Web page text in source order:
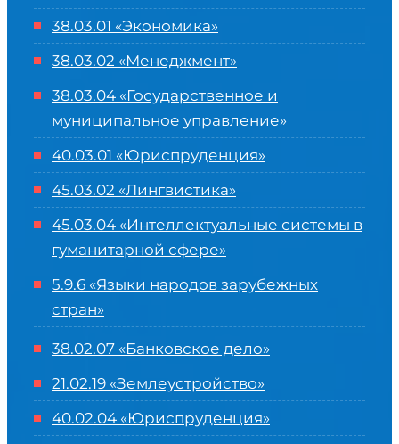
38.03.01 «Экономика»
38.03.02 «Менеджмент»
38.03.04 «Государственное и
муниципальное управление»
40.03.01 «Юриспруденция»
45.03.02 «Лингвистика»
45.03.04 «Интеллектуальные системы в
гуманитарной сфере»
5.9.6 «Языки народов зарубежных
стран»
38.02.07 «Банковское дело»
21.02.19 «Землеустройство»
40.02.04 «Юриспруденция»